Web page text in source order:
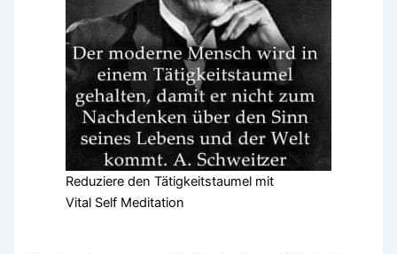
Reduziere den Tätigkeitstaumel mit
Vital Self Meditation